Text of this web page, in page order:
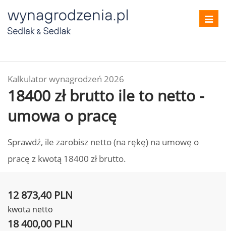
Kalkulator wynagrodzeń 2026
18400 zł brutto ile to netto -
umowa o pracę
Sprawdź, ile zarobisz netto (na rękę) na umowę o
pracę z kwotą 18400 zł brutto.
12 873,40 PLN
kwota netto
18 400,00 PLN